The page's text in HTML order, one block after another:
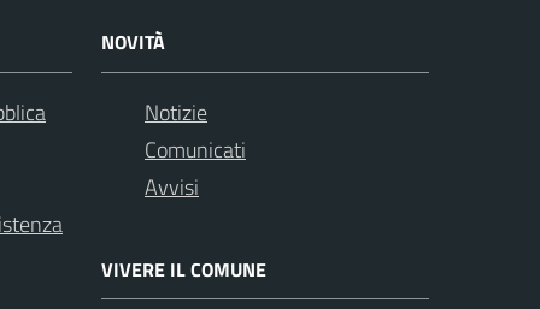
NOVITÀ
Notizie
Comunicati
Avvisi
VIVERE IL COMUNE